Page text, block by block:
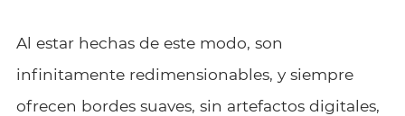
Al estar hechas de este modo, son
infinitamente redimensionables, y siempre
ofrecen bordes suaves, sin artefactos digitales,